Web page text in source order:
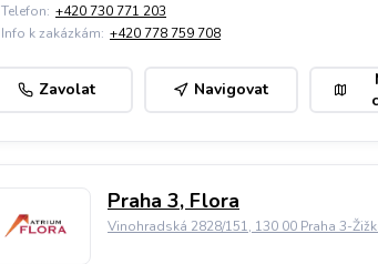
Telefon: +420 730 771 203
Info k zakázkám: +420 778 759 708
Zavolat Navigovat
Praha 3, Flora
Vinohradská 2828/151, 130 00 Praha 3-